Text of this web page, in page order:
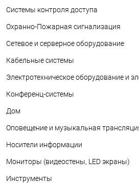
Системы контроля доступа
Охранно-Пожарная сигнализация
Сетевое и серверное оборудование
Кабельные системы
Электротехническое оборудование и
Конференц-системы
Дом
Оповещение и музыкальная
Носители информации
Мониторы (видеостены, LED экраны)
Инструменты